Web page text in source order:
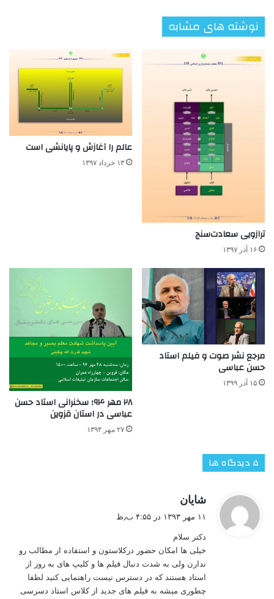
نوشته های مشابه
ترازویی سعادت‌سنج
۱۶ آذر ۱۳۹۷
عالم را آغازش و پایانشی ا‌ست
۱۳ خرداد ۱۳۹۷
مرجع نشر صوت و فیلم استاد
حسن عباسی
۱۵ آذر ۱۳۹۹
۲۸ مهر ۹۴؛ سخنرانی استاد حسن
عباسی در استان قزوین
۲۷ مهر ۱۳۹۴
‫۵ دیدگاه ها
شایان
:
۱۱ مهر ۱۳۹۳ در ۴:۵۵ ب٫ظ
دکتر سلام
خیلی ها امکان حضور درکلاستون و استفاده از مطالب رو
ندارن ولی به شدت دنبال فیلم ها و کلیپ های به روز از
استاد هستند که در دسترس نیست راهنمایی کنید لطفا
چطوری میشه به فیلم های جدید از کلاس استاد دسرسی